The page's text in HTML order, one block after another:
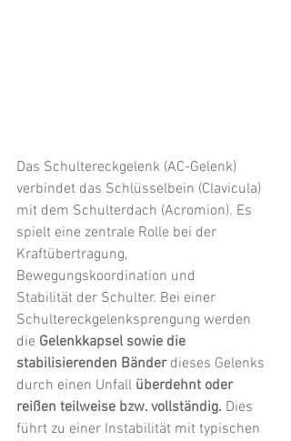
Das Schultereckgelenk (AC-Gelenk)
verbindet das Schlüsselbein (Clavicula)
mit dem Schulterdach (Acromion). Es
spielt eine zentrale Rolle bei der
Kraftübertragung,
Bewegungskoordination und
Stabilität der Schulter. Bei einer
Schultereckgelenksprengung werden
die Gelenkkapsel sowie die
stabilisierenden Bänder dieses Gelenks
durch einen Unfall überdehnt oder
reißen teilweise bzw. vollständig. Dies
führt zu einer Instabilität mit typischen